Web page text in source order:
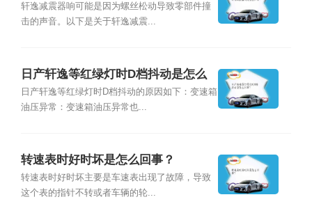
轩逸减震器响可能是因为螺丝松动导致零部件撞
击的声音。以下是关于轩逸减震...
日产轩逸等红绿灯时D档抖动是怎么
回事？
日产轩逸等红绿灯时D档抖动的原因如下：变速箱
油压异常：变速箱油压异常也...
转速表时好时坏是怎么回事？
转速表时好时坏主要是车速表出现了故障，导致
这个表的指针不转或者车辆的轮...